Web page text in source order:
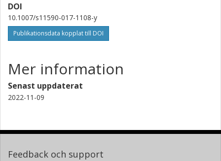
DOI
10.1007/s11590-017-1108-y
Publikationsdata kopplat till DOI
Mer information
Senast uppdaterat
2022-11-09
Feedback och support